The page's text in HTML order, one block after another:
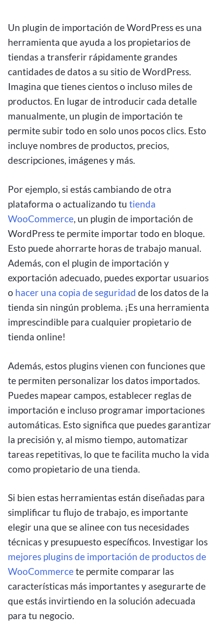
Un plugin de importación de WordPress es una
herramienta que ayuda a los propietarios de
tiendas a transferir rápidamente grandes
cantidades de datos a su sitio de WordPress.
Imagina que tienes cientos o incluso miles de
productos. En lugar de introducir cada detalle
manualmente, un plugin de importación te
permite subir todo en solo unos pocos clics. Esto
incluye nombres de productos, precios,
descripciones, imágenes y más.
Por ejemplo, si estás cambiando de otra
plataforma o actualizando tu tienda
WooCommerce, un plugin de importación de
WordPress te permite importar todo en bloque.
Esto puede ahorrarte horas de trabajo manual.
Además, con el plugin de importación y
exportación adecuado, puedes exportar usuarios
o hacer una copia de seguridad de los datos de la
tienda sin ningún problema. ¡Es una herramienta
imprescindible para cualquier propietario de
tienda online!
Además, estos plugins vienen con funciones que
te permiten personalizar los datos importados.
Puedes mapear campos, establecer reglas de
importación e incluso programar importaciones
automáticas. Esto significa que puedes garantizar
la precisión y, al mismo tiempo, automatizar
tareas repetitivas, lo que te facilita mucho la vida
como propietario de una tienda.
Si bien estas herramientas están diseñadas para
simplificar tu flujo de trabajo, es importante
elegir una que se alinee con tus necesidades
técnicas y presupuesto específicos. Investigar los
mejores plugins de importación de productos de
WooCommercete permite comparar las
características más importantes y asegurarte de
que estás invirtiendo en la solución adecuada
para tu negocio.